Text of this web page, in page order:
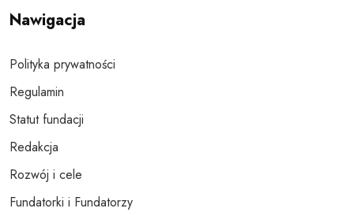
Nawigacja
Polityka prywatności
Regulamin
Statut fundacji
Redakcja
Rozwój i cele
Fundatorki i Fundatorzy